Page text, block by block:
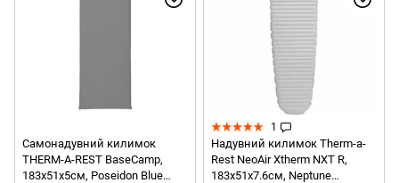
Самонадувний килимок
THERM-A-REST BaseCamp,
183х51х5см, Poseidon Blue
1
Надувний килимок Therm-a-
Rest NeoAir Xtherm NXT R,
183х51х7.6см, Neptune